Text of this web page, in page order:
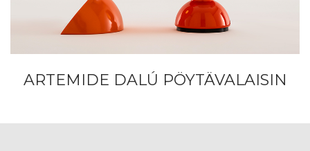
ARTEMIDE DALÚ PÖYTÄVALAISIN